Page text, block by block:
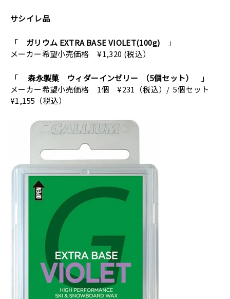
サシイレ品
「 ガリウム EXTRA BASE VIOLET(100g) 」
メーカー希望小売価格 ¥1,320 (税込）
「 森永製菓 ウィダーインゼリー （5個セット）
」
メーカー希望小売価格 1個 ¥231（税込）/ 5個セット
¥1,155（税込）